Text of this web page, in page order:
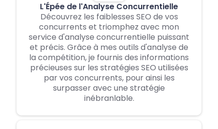
L'Épée de l'Analyse Concurrentielle
Découvrez les faiblesses SEO de vos
concurrents et triomphez avec mon
service d'analyse concurrentielle puissant
et précis. Grâce à mes outils d'analyse de
la compétition, je fournis des informations
précieuses sur les stratégies SEO utilisées
par vos concurrents, pour ainsi les
surpasser avec une stratégie
inébranlable.